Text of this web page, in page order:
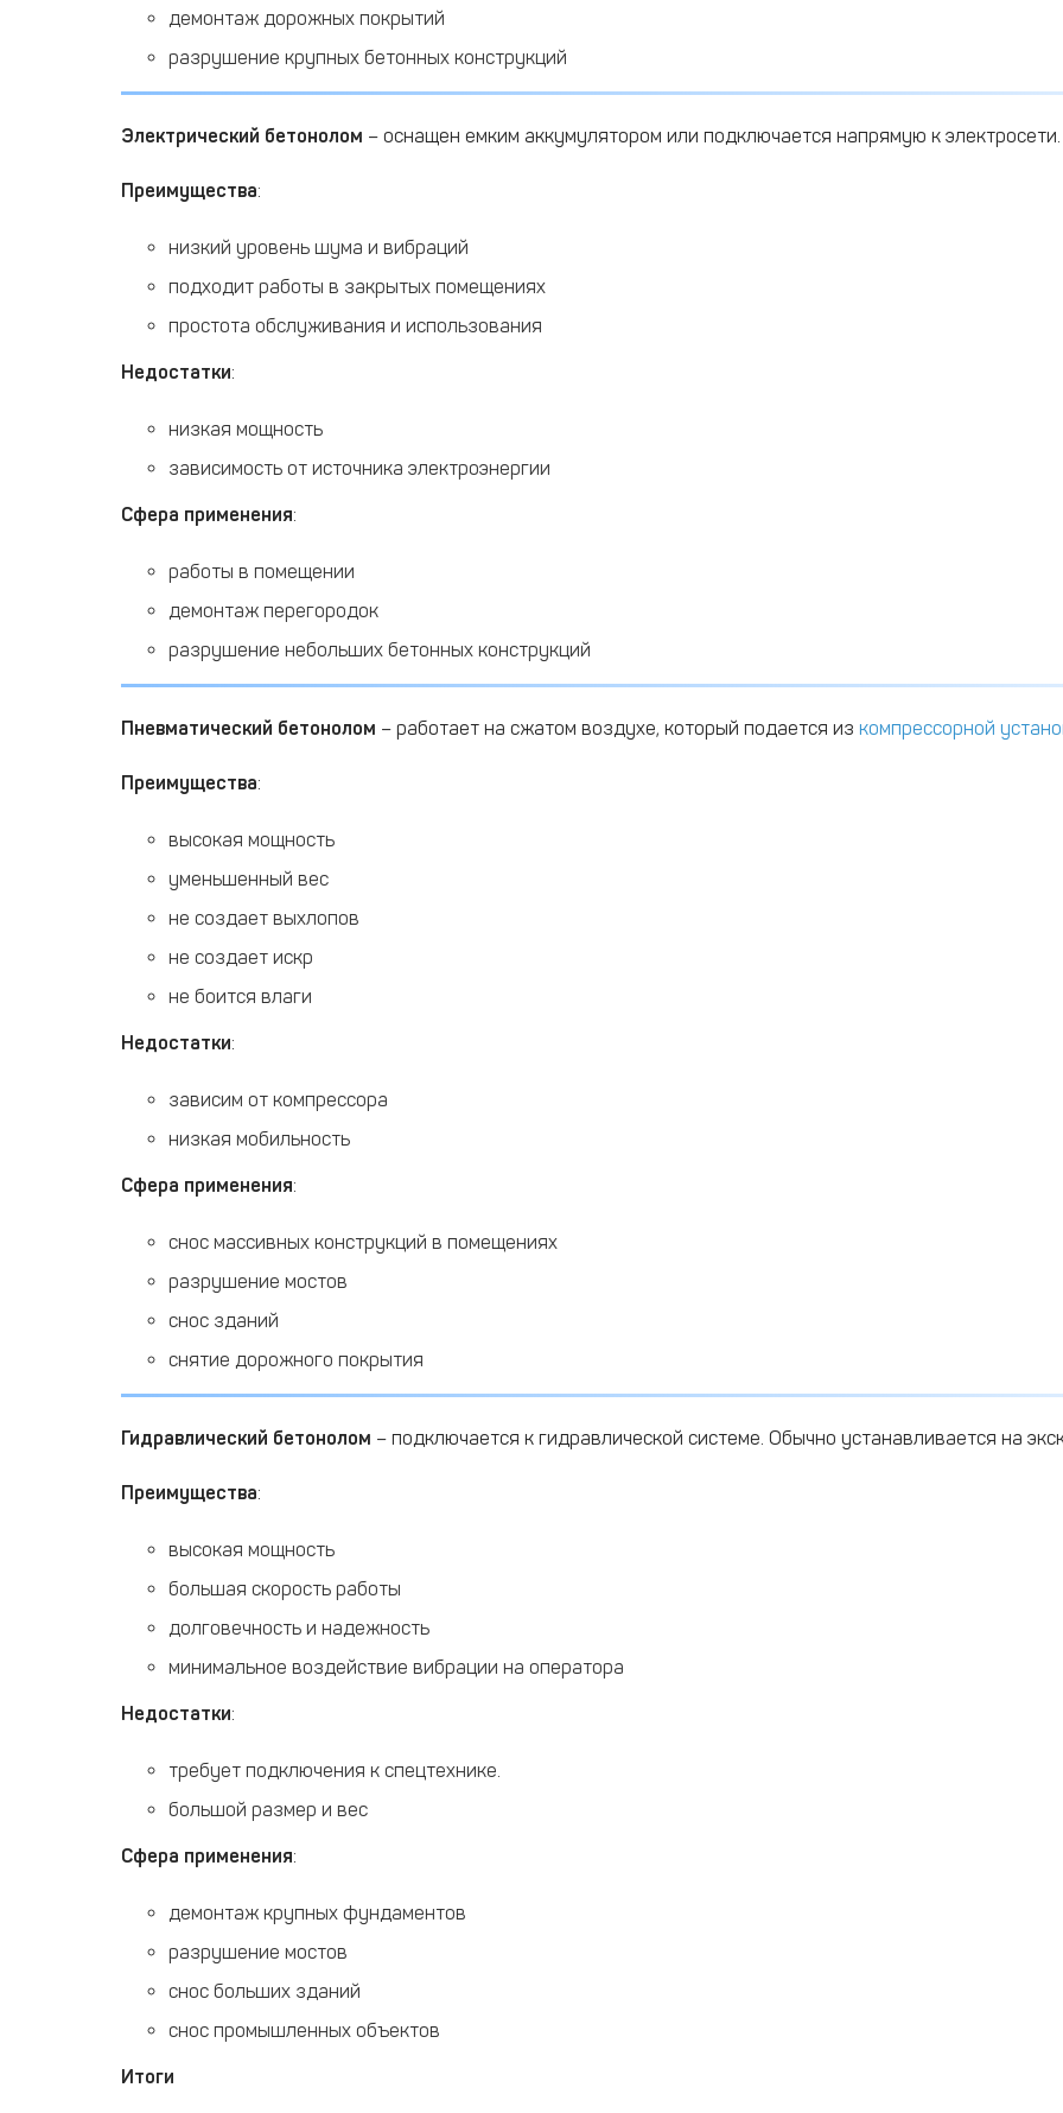
демонтаж дорожных покрытий
разрушение крупных бетонных конструкций
Электрический бетонолом – оснащен емким аккумулятором или подключается напрямую к электросети.
Преимущества:
низкий уровень шума и вибраций
подходит работы в закрытых помещениях
простота обслуживания и использования
Недостатки:
низкая мощность
зависимость от источника электроэнергии
Сфера применения:
работы в помещении
демонтаж перегородок
разрушение небольших бетонных конструкций
Пневматический бетонолом – работает на сжатом воздухе, который подается из компрессорной
Преимущества:
высокая мощность
уменьшенный вес
не создает выхлопов
не создает искр
не боится влаги
Недостатки:
зависим от компрессора
низкая мобильность
Сфера применения:
снос массивных конструкций в помещениях
разрушение мостов
снос зданий
снятие дорожного покрытия
Гидравлический бетонолом – подключается к гидравлической системе. Обычно устанавливается на
Преимущества:
высокая мощность
большая скорость работы
долговечность и надежность
минимальное воздействие вибрации на оператора
Недостатки:
требует подключения к спецтехнике.
большой размер и вес
Сфера применения:
демонтаж крупных фундаментов
разрушение мостов
снос больших зданий
снос промышленных объектов
Итоги